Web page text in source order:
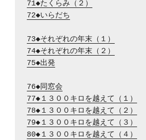
71◆たくらみ（２）
72◆いらだち
73◆それぞれの年末（１）
74◆それぞれの年末（２）
75◆出発
76◆同窓会
77◆１３００キロを越えて（１）
78◆１３００キロを越えて（２）
79◆１３００キロを越えて（３）
80◆１３００キロを越えて（４）